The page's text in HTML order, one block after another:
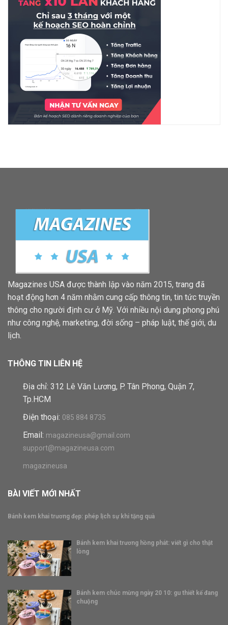
Magazines USA được thành lập vào năm 2015, trang đã
hoạt động hơn 4 năm nhằm cung cấp thông tin, tin tức truyền
thông cho người định cư ở Mỹ. Với nhiều nội dung phong phú
như công nghệ, marketing, đời sống – pháp luật, thế giới, du
lịch.
THÔNG TIN LIÊN HỆ
Địa chỉ: 312 Lê Văn Lương, P. Tân Phong, Quận 7,
Tp.HCM
Điện thoại: 085 884 8735
Email: magazineusa@gmail.com
support@magazineusa.com
magazineusa
BÀI VIẾT MỚI NHẤT
Bánh kem khai trương đẹp: phép lịch sự khi tặng quà
Bánh kem khai trương hồng phát: viết gì cho thật
lòng
Bánh kem chúc mừng ngày 20 10: gu thiết kế đang
chuộng